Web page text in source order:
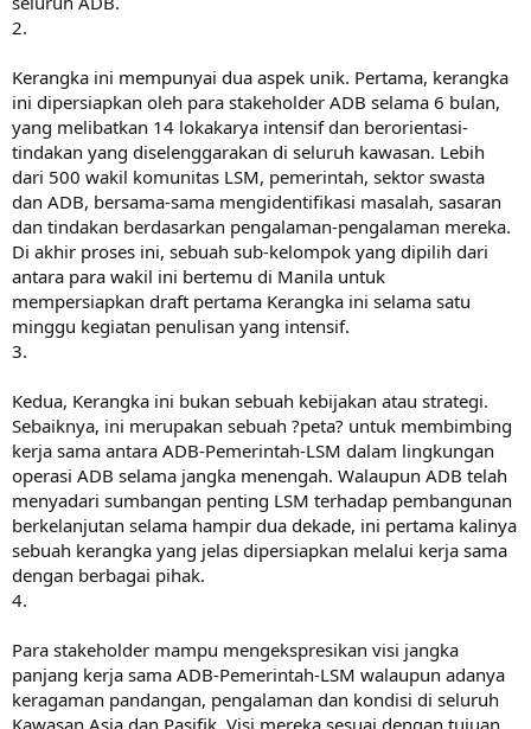
2.
Kerangka ini mempunyai dua aspek unik. Pertama, kerangka
ini dipersiapkan oleh para stakeholder ADB selama 6 bulan,
yang melibatkan 14 lokakarya intensif dan berorientasi-
tindakan yang diselenggarakan di seluruh kawasan. Lebih
dari 500 wakil komunitas LSM, pemerintah, sektor swasta
dan ADB, bersama-sama mengidentifikasi masalah, sasaran
dan tindakan berdasarkan pengalaman-pengalaman mereka.
Di akhir proses ini, sebuah sub-kelompok yang dipilih dari
antara para wakil ini bertemu di Manila untuk
mempersiapkan draft pertama Kerangka ini selama satu
minggu kegiatan penulisan yang intensif.
3.
Kedua, Kerangka ini bukan sebuah kebijakan atau strategi.
Sebaiknya, ini merupakan sebuah ?peta? untuk membimbing
kerja sama antara ADB-Pemerintah-LSM dalam lingkungan
operasi ADB selama jangka menengah. Walaupun ADB telah
menyadari sumbangan penting LSM terhadap pembangunan
berkelanjutan selama hampir dua dekade, ini pertama kalinya
sebuah kerangka yang jelas dipersiapkan melalui kerja sama
dengan berbagai pihak.
4.
Para stakeholder mampu mengekspresikan visi jangka
panjang kerja sama ADB-Pemerintah-LSM walaupun adanya
keragaman pandangan, pengalaman dan kondisi di seluruh
Kawasan Asia dan Pasifik. Visi mereka sesuai dengan tujuan